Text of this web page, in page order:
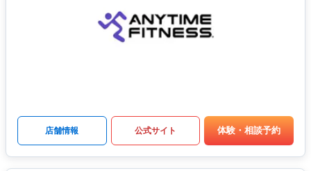
店舗情報 公式サイト 体験・相談予約